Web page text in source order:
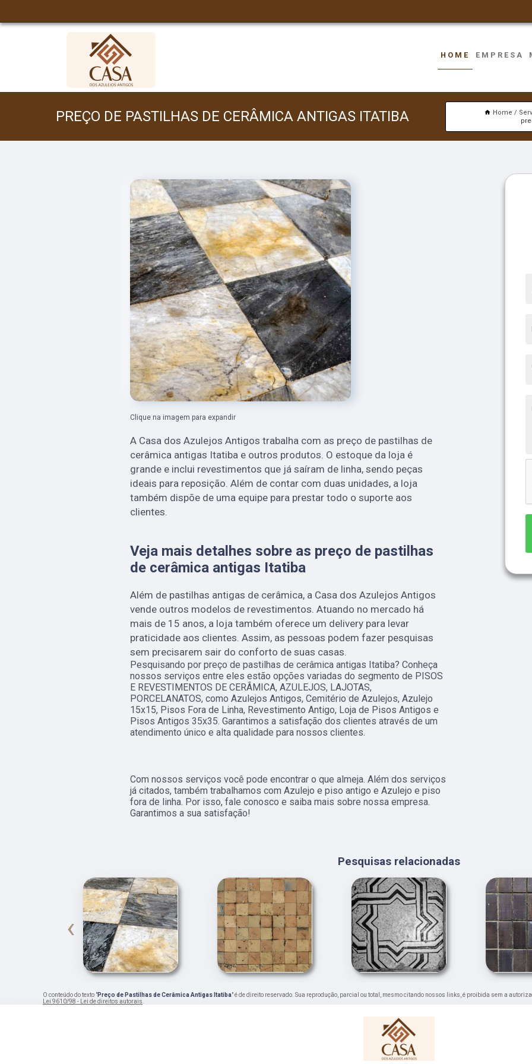
HOME EMPRESA
PREÇO DE PASTILHAS DE CERÂMICA ANTIGAS ITATIBA Home
Clique na imagem para expandir
A Casa dos Azulejos Antigos trabalha com as preço de pastilhas de
cerâmica antigas Itatiba e outros produtos. O estoque da loja é
grande e inclui revestimentos que já saíram de linha, sendo peças
ideais para reposição. Além de contar com duas unidades, a loja
também dispõe de uma equipe para prestar todo o suporte aos
clientes.
Veja mais detalhes sobre as preço de pastilhas
de cerâmica antigas Itatiba
Além de pastilhas antigas de cerâmica, a Casa dos Azulejos Antigos
vende outros modelos de revestimentos. Atuando no mercado há
mais de 15 anos, a loja também oferece um delivery para levar
praticidade aos clientes. Assim, as pessoas podem fazer pesquisas
sem precisarem sair do conforto de suas casas.
Pesquisando por preço de pastilhas de cerâmica antigas Itatiba? Conheça
nossos serviços entre eles estão opções variadas do segmento de PISOS
E REVESTIMENTOS DE CERÂMICA, AZULEJOS, LAJOTAS,
PORCELANATOS, como Azulejos Antigos, Cemitério de Azulejos, Azulejo
15x15, Pisos Fora de Linha, Revestimento Antigo, Loja de Pisos Antigos e
Pisos Antigos 35x35. Garantimos a satisfação dos clientes através de um
atendimento único e alta qualidade para nossos clientes.
Com nossos serviços você pode encontrar o que almeja. Além dos serviços
já citados, também trabalhamos com Azulejo e piso antigo e Azulejo e piso
fora de linha. Por isso, fale conosco e saiba mais sobre nossa empresa.
Garantimos a sua satisfação!
Pesquisas relacionadas
‹
O conteúdo do texto "Preço de Pastilhas de Cerâmica Antigas Itatiba" é de direito reservado. Sua reprodução, parcial ou total, mesmo citando nossos links, é proibida sem a
Lei 9610/98 - Lei de direitos autorais